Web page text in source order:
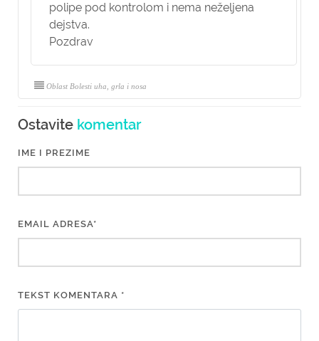
polipe pod kontrolom i nema neželjena
dejstva.
Pozdrav
Oblast Bolesti uha, grla i nosa
Ostavite komentar
IME I PREZIME
EMAIL ADRESA*
TEKST KOMENTARA *